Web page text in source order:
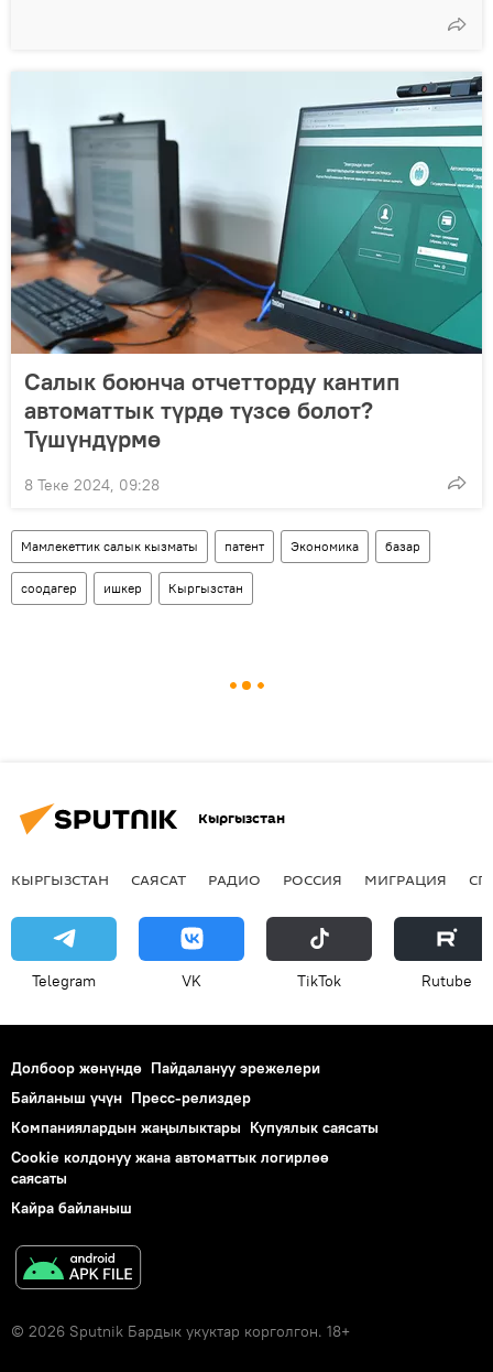
Салык боюнча отчетторду кантип
автоматтык түрдө түзсө болот?
Түшүндүрмө
8 Теке 2024, 09:28
Мамлекеттик салык кызматы патент Экономика базар
соодагер ишкер Кыргызстан
Кыргызстан
КЫРГЫЗСТАН САЯСАТ РАДИО РОССИЯ МИГРАЦИЯ
Telegram VK ТikТоk Rutube
Долбоор жөнүндө Пайдалануу эрежелери
Байланыш үчүн Пресс-релиздер
Компаниялардын жаңылыктары Купуялык саясаты
Cookie колдонуу жана автоматтык логирлөө
саясаты
Кайра байланыш
© 2026 Sputnik Бардык укуктар корголгон. 18+